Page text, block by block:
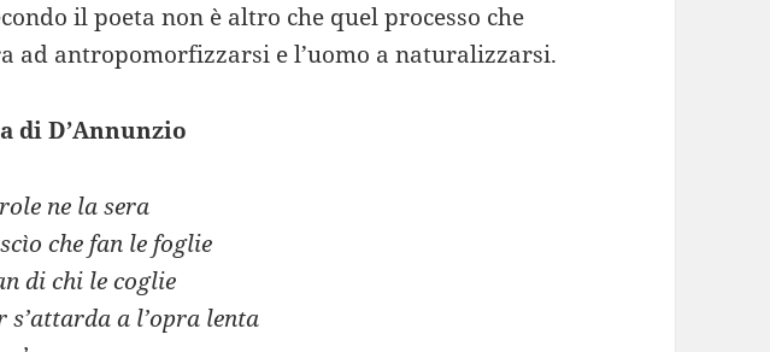
il poeta non è altro che quel processo che
ad antropomorfizzarsi e l’uomo a naturalizzarsi.
di D’Annunzio
ne la sera
che fan le foglie
di chi le coglie
s’attarda a l’opra lenta